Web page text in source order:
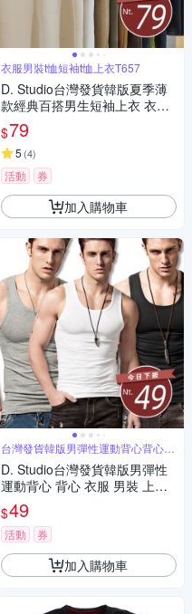
衣服男裝t恤短袖t恤上衣T657
D. Studio台灣發貨韓版夏季薄
款經典百搭男生短袖上衣 衣
服 男裝 t恤 短袖t恤 上衣T657
$79
5 (4)
活動 券
加入購物車
台灣發貨韓版男彈性運動背心背心衣
服男裝上
D. Studio台灣發貨韓版男彈性
運動背心 背心 衣服 男裝 上衣V
414
$49
活動 券
加入購物車